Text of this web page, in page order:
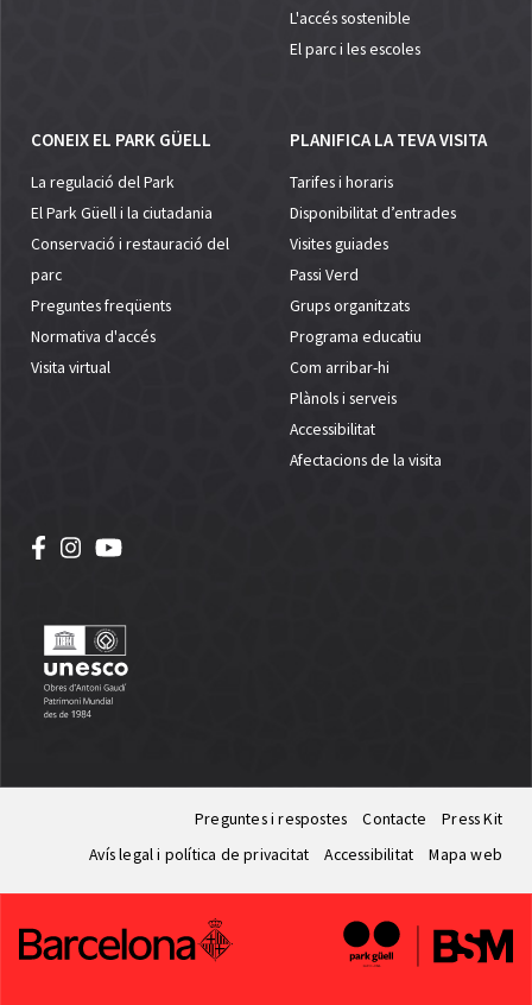
L'accés sostenible
El parc i les escoles
CONEIX EL PARK GÜELL
La regulació del Park
El Park Güell i la ciutadania
Conservació i restauració del
parc
Preguntes freqüents
Normativa d'accés
Visita virtual
PLANIFICA LA TEVA VISITA
Tarifes i horaris
Disponibilitat d’entrades
Visites guiades
Passi Verd
Grups organitzats
Programa educatiu
Com arribar-hi
Plànols i serveis
Accessibilitat
Afectacions de la visita
Preguntes i respostes Contacte
Press Kit
Avís legal i política de privacitat
Accessibilitat Mapa web